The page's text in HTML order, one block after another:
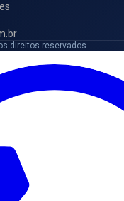
direitos reservados.